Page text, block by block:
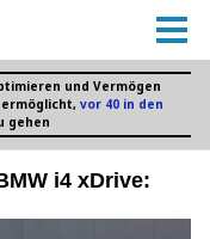
i4 xDrive: